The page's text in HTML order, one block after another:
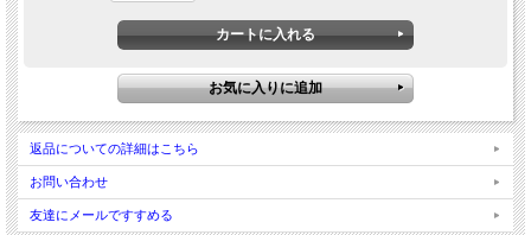
返品についての詳細はこちら
お問い合わせ
友達にメールですすめる